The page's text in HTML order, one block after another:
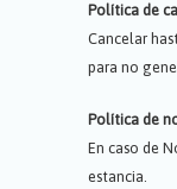
Política de
Cancelar
para no
Política de
En caso de
estancia.